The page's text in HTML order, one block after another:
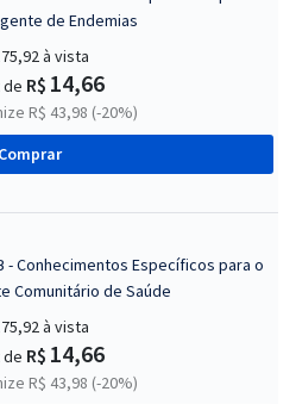
de Endemias
à vista
de R$ 14,66
R$ 43,98 (-20%)
Comprar
- Conhecimentos Específicos para o
Comunitário de Saúde
à vista
de R$ 14,66
R$ 43,98 (-20%)